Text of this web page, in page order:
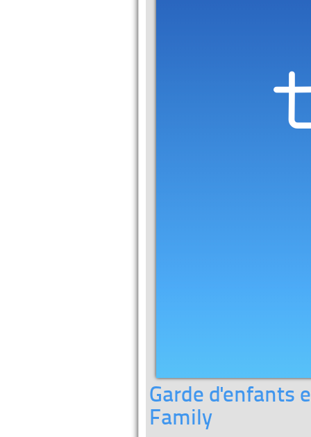
Garde d'enfants
Family